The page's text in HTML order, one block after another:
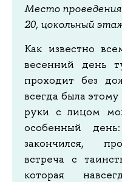
Место
20, цокольный
Как известно
весенний день
проходит без
всегда была
руки с лицом
особенный
закончился,
встреча с
которая